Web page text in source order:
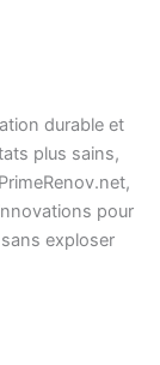
durable et
plus sains,
pour
exploser